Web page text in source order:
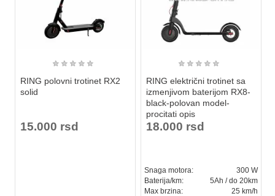
★ ★ ★ ★ ★
RING polovni trotinet RX2
solid
15.000 rsd
★ ★ ★ ★ ★
RING električni trotinet sa
izmenjivom baterijom RX8-
black-polovan model-
procitati opis
18.000 rsd
Snaga motora:
300 W
Baterija/km:
5Ah / do 20km
Max brzina:
25 km/h